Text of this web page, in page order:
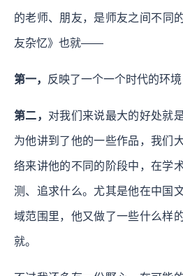
的老师、朋友，是师友之间不
友杂忆》也就——
第一， 反映了一个一个时代的环境
第二， 对我们来说最大的好处就
为他讲到了他的一些作品，我们
络来讲他的不同的阶段中，在学
测、追求什么。尤其是他在中国
域范围里，他又做了一些什么样
就。